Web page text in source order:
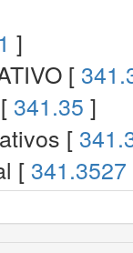
]
[
341.35 ]
[
[ 341.3527